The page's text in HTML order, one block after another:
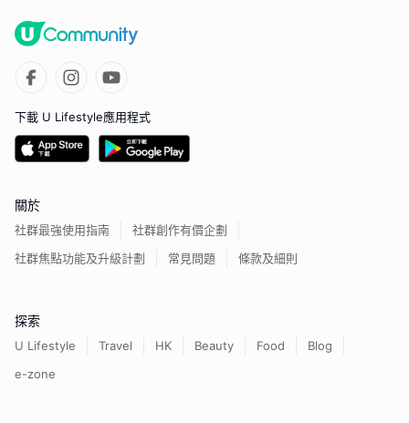
下載 U Lifestyle應用程式
關於
社群最強使用指南
社群創作有價企劃
社群焦點功能及升級計劃
常見問題 條款及細則
探索
U Lifestyle Travel HK Beauty Food
Blog
e-zone